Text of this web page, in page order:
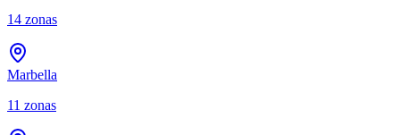
14 zonas
Marbella
11 zonas